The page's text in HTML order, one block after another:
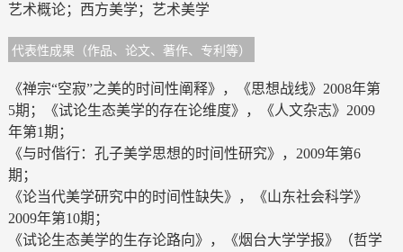
艺术概论；西方美学；艺术美学
代表性成果（作品、论文、著作、专利等）
《禅宗“空寂”之美的时间性阐释》，《思想战线》2008年第
5期；《试论生态美学的存在论维度》，《人文杂志》2009
年第1期；
《与时偕行：孔子美学思想的时间性研究》，2009年第6
期；
《论当代美学研究中的时间性缺失》，《山东社会科学》
2009年第10期；
《试论生态美学的生存论路向》，《烟台大学学报》（哲学